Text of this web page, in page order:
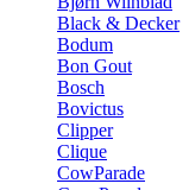
Black & Decker
Bodum
Bon Gout
Bosch
Bovictus
Clipper
Clique
CowParade